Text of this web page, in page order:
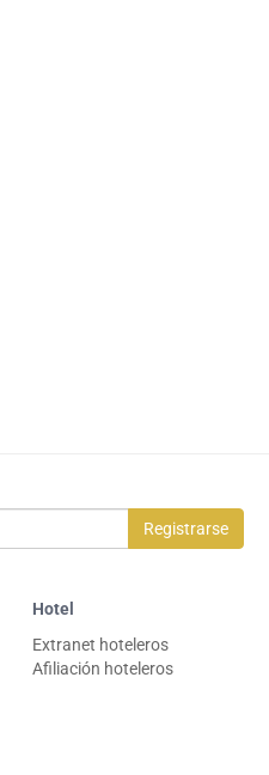
Registrarse
Hotel
Extranet hoteleros
Afiliación hoteleros